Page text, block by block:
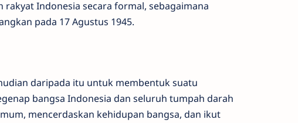
Indonesia secara formal, sebagaimana
pada 17 Agustus 1945.
daripada itu untuk membentuk suatu
bangsa Indonesia dan seluruh tumpah darah
mencerdaskan kehidupan bangsa, dan ikut